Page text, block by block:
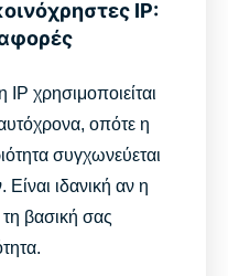
IP:
χρησιμοποιείται
οπότε η
συγχωνεύεται
ιδανική αν η
βασική σας